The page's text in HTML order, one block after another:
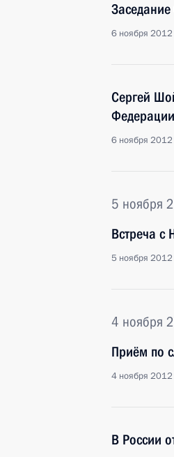
6 ноября
Сергей
Федерации
6 ноября
5 ноября
Встреча с
5 ноября
4 ноября
Приём по
4 ноября
В России